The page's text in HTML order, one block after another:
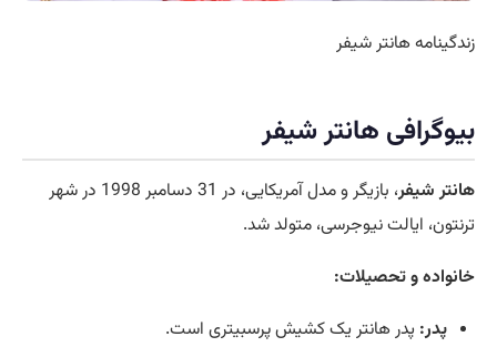
زندگینامه هانتر شیفر
بیوگرافی هانتر شیفر
هانتر شیفر
، بازیگر و مدل آمریکایی، در 31 دسامبر 1998 در شهر
ترنتون، ایالت نیوجرسی، متولد شد.
خانواده و تحصیلات:
پدر: پدر هانتر یک کشیش پرسبیتری است.